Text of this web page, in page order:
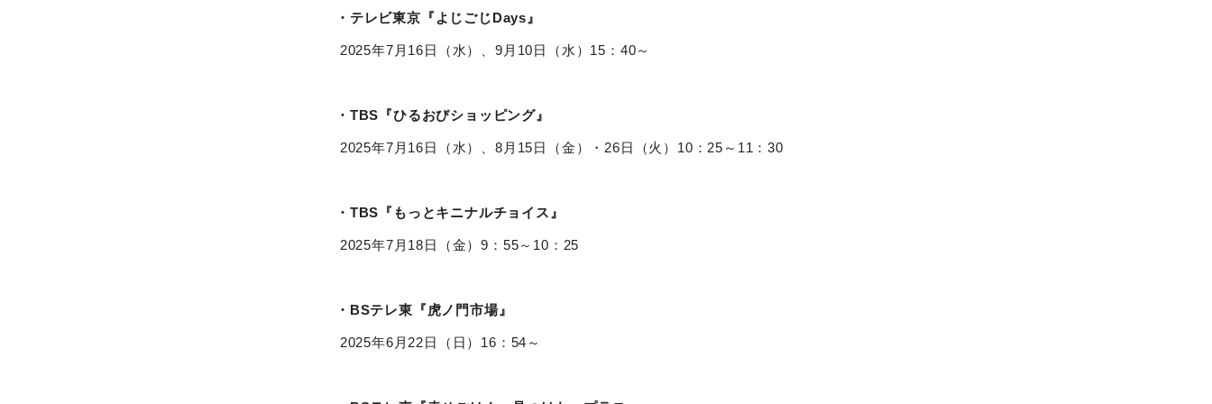
・テレビ東京『よじごじDays』
2025年7月16日（水）、9月10日（水）15：40～
・TBS『ひるおびショッピング』
2025年7月16日（水）、8月15日（金）・26日（火）10：25～11：30
・TBS『もっとキニナルチョイス』
2025年7月18日（金）9：55～10：25
・BSテレ東『虎ノ門市場』
2025年6月22日（日）16：54～